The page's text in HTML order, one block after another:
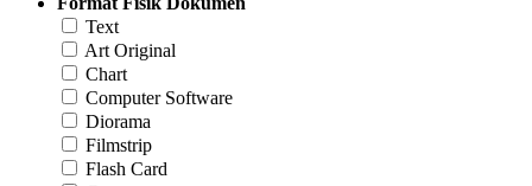
Text
Art Original
Chart
Computer Software
Diorama
Filmstrip
Flash Card